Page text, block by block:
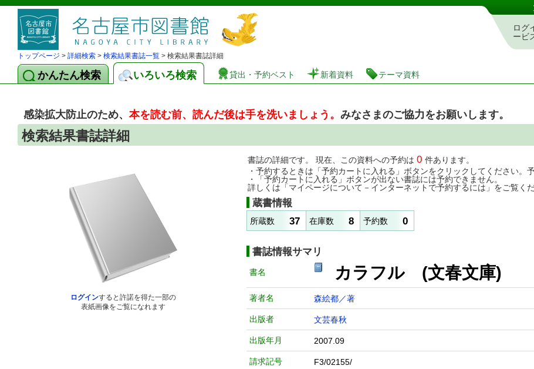
図書館 蔵書検索・予約システム
ログ
ービ
トップページ > 詳細検索 > 検索結果書誌一覧 > 検索結果書誌詳細
かんたん検索 いろいろ検索 貸出・予約ベスト 新着資料 テーマ資料
感染拡大防止のため、 本を読む前、読んだ後は手を洗いましょう。 みなさまのご協力をお願いします。
検索結果書誌詳細
ログインすると許諾を得た一部の
表紙画像をご覧になれます
書誌の詳細です。 現在、この資料への予約は 0 件あります。
・予約するときは「予約カートに入れる」ボタンをクリックしてください。
・「予約カートに入れる」ボタンが出ない書誌には予約できません。
詳しくは「マイページについて－インターネットで予約するには」をご覧くだ
蔵書情報
所蔵数 37 在庫数 8 予約数 0
書誌情報サマリ
書名 カラフル (文春文庫)
著者名 森絵都／著
出版者 文芸春秋
出版年月 2007.09
請求記号 F3/02155/